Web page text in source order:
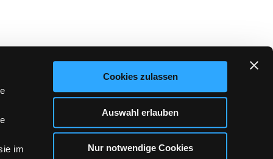
im
Cookies zulassen
Auswahl erlauben
Nur notwendige Cookies